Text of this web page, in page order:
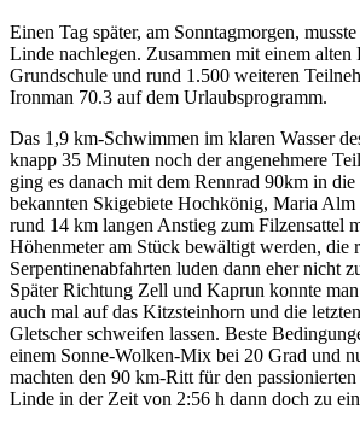
Einen Tag später, am Sonntagmorgen,
Linde nachlegen. Zusammen mit einem alten
Grundschule und rund 1.500 weiteren
Ironman 70.3 auf dem Urlaubsprogramm.
Das 1,9 km-Schwimmen im klaren Wasser
knapp 35 Minuten noch der angenehmere
ging es danach mit dem Rennrad 90km in
bekannten Skigebiete Hochkönig, Maria
rund 14 km langen Anstieg zum Filzensattel
Höhenmeter am Stück bewältigt werden, die
Serpentinenabfahrten luden dann eher nicht
Später Richtung Zell und Kaprun konnte
auch mal auf das Kitzsteinhorn und die
Gletscher schweifen lassen. Beste
einem Sonne-Wolken-Mix bei 20 Grad und
machten den 90 km-Ritt für den
Linde in der Zeit von 2:56 h dann doch zu